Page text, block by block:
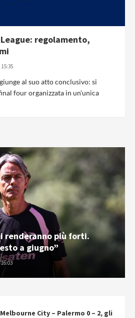
regolamento,
15:35
al suo atto conclusivo: si
four organizzata in un'unica
renderanno più forti.
a giugno”
Melbourne City – Palermo 0 – 2, gli